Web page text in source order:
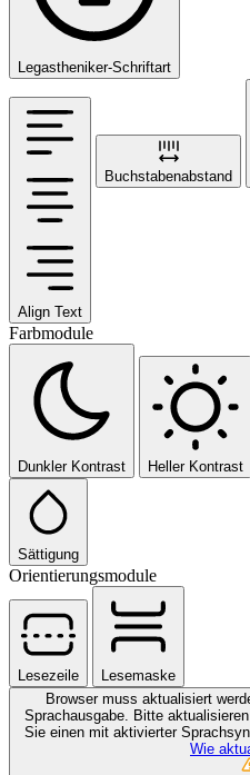
Legastheniker-Schriftart
Align Text
Buchstabenabstand
Farbmodule
Dunkler Kontrast Heller Kontrast
Sättigung
Orientierungsmodule
Lesezeile
Lesemaske
Browser muss aktualisiert
Sprachausgabe. Bitte
Sie einen mit aktivierter
Wie